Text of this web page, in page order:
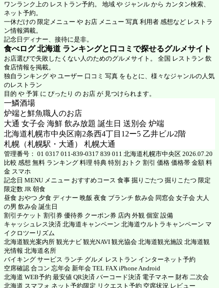
ワンランク上の レストラン予約。 地域 や ジャンル から カンタン検索、
ネット予約。
一休だけの 限定メニュー や お店 メニュー 写真 利用者 感想など レストラ
ン情報満載。
記念日ディナー、接待に是非。
食べログ 北海道 ランキングと口コミで探せるグルメサイト
お店選びで失敗したくない人のためのグルメサイト。 全国 レストラン 飲
食店情報を掲載。
独自ランキング や ユーザー 口コミ 写真 をもとに、様々なジャンルの人気
のレストラン
目的 や 予算 に ぴったり の お店 が 見つけられます。
一鱗酒場
炉端と鮮魚職人のお店
大通 女子会 海鮮 飲み放題 誕生日 送別会 炉端
北海道札幌市中央区南2条西4丁目12ー5 乙井ビル2階
札幌（札幌駅・大通） 札幌大通
管理番号： 01 0317 011-839-0317 839 011 北海道札幌市中央区 2026.07.20
比較 感想 無料 ランキング 料理 特典 特別 おトク 割引 価格 価格帯 金額 料
金 スマホ
記念日 MENU メニュー おすすめコース 食事 掘りごたつ 掘りこたつ 限定
限定数 JR 朝食
昼食 おやつ 夕食 ディナー 晩飯 夜食 ブランチ 飲み会 同窓会 女子会 大人
の男 飲み会 誕生日
割引チケット 割引券 優待券 クーポン券 店内 外観 個室 設備
キャッシュレス決済 北海道キャンペーン 北海道ウルトラキャンペーン マ
イクロツーリズム
北海道観光案内所 観光ナビ 観光NAVI 観光協会 北海道観光施設 北海道観
光情報 北海道名所
バイキング サービス ランチ グルメ レストラン インターネット予約
空席確認 合コン 忘年会 新年会 TEL FAX iPhone Android
北海道 WEB予約 最安値 QR決済 バーコード決済 電子マネー 財布 二次会
北海道 スマフォ ネット予約限定 リクエスト予約 空席状況 レビュー